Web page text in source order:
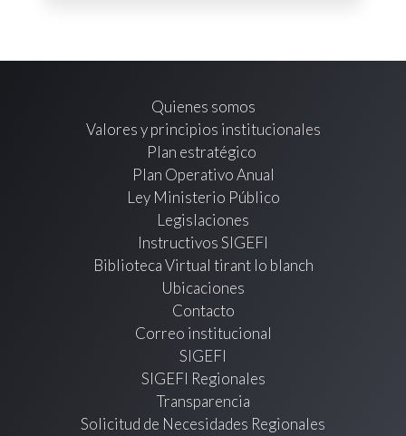
Quienes somos
Valores y principios institucionales
Plan estratégico
Plan Operativo Anual
Ley Ministerio Público
Legislaciones
Instructivos SIGEFI
Biblioteca Virtual tirant lo blanch
Ubicaciones
Contacto
Correo institucional
SIGEFI
SIGEFI Regionales
Transparencia
Solicitud de Necesidades Regionales